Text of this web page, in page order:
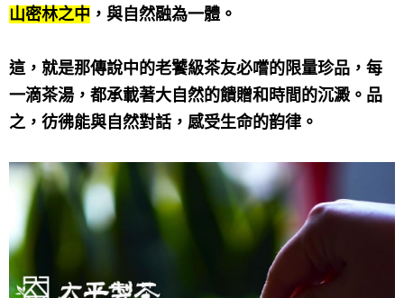
山密林之中 ，與自然融為一體。
這，就是那傳說中的老饕級茶友必嚐的限量珍品，每
一滴茶湯，都承載著大自然的饋贈和時間的沉澱。品
之， 彷彿能與自然對話，感受生命的韵律。